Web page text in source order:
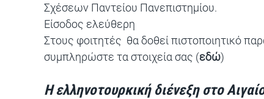
Σχέσεων Παντείου Πανεπιστημίου.
Είσοδος ελεύθερη
Στους φοιτητές θα δοθεί πιστοποιητικό
συμπληρώστε τα στοιχεία σας (εδώ)
Η ελληνοτουρκική διένεξη στο